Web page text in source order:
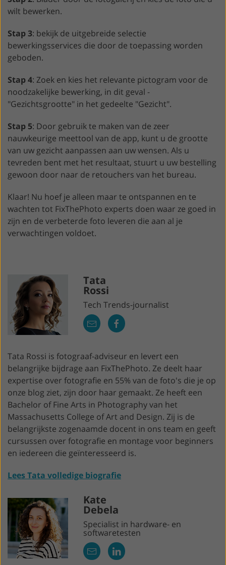
wilt bewerken.
Stap 3: bekijk de uitgebreide selectie
bewerkingsservices die door de toepassing worden
geboden.
Stap 4: Zoek en kies het relevante pictogram voor de
noodzakelijke bewerking, in dit geval -
"Gezichtsgrootte" in het gedeelte "Gezicht".
Stap 5: Door gebruik te maken van de zeer
nauwkeurige meettool van de app, kunt u de grootte
van uw gezicht aanpassen aan uw wensen. Als u
tevreden bent met het resultaat, stuurt u uw bestelling
gewoon door naar de retouchers van het bureau.
Klaar! Nu hoef je alleen maar te ontspannen en te
wachten tot FixThePhoto experts doen waar ze goed in
zijn en de verbeterde foto leveren die aan al je
verwachtingen voldoet.
Tata
Rossi
Tech Trends-journalist
Tata Rossi is fotograaf-adviseur en levert een
belangrijke bijdrage aan FixThePhoto. Ze deelt haar
expertise over fotografie en 55% van de foto's die je op
onze blog ziet, zijn door haar gemaakt. Ze heeft een
Bachelor of Fine Arts in Photography van het
Massachusetts College of Art and Design. Zij is de
belangrijkste zogenaamde docent in ons team en geeft
cursussen over fotografie en montage voor beginners
en iedereen die geïnteresseerd is.
Lees Tata volledige biografie
Kate
Debela
Specialist in hardware- en
softwaretesten